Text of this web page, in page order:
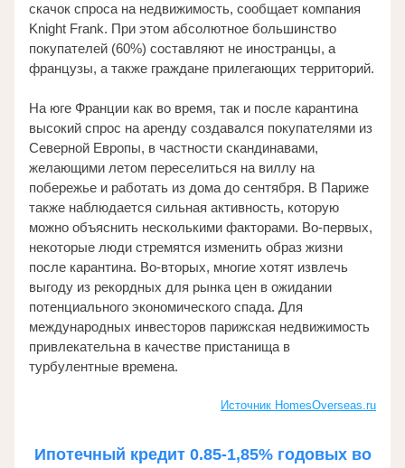
скачок спроса на недвижимость, сообщает компания
Knight Frank. При этом абсолютное большинство
покупателей (60%) составляют не иностранцы, а
На юге Франции как во время, так и после карантина
высокий спрос на аренду создавался покупателями из
Северной Европы, в частности скандинавами,
желающими летом переселиться на виллу на
побережье и работать из дома до сентября. В Париже
также наблюдается сильная активность, которую
можно объяснить несколькими факторами. Во-первых,
некоторые люди стремятся изменить образ жизни
после карантина. Во-вторых, многие хотят извлечь
выгоду из рекордных для рынка цен в ожидании
потенциального экономического спада. Для
международных инвесторов парижская недвижимость
привлекательна в качестве пристанища в
турбулентные времена.
Источник HomesOverseas.ru
Ипотечный кредит 0.85-1,85% годовых во